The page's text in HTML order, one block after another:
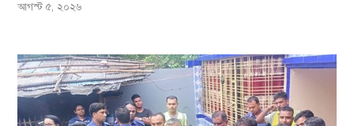
আগস্ট ৫, ২০২৬